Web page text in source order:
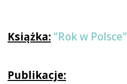
Książka: "Rok w Polsce"
Publikacje: